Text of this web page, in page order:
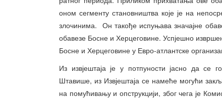
оном сегменту становништва које је на
злочинима. Он такође испуњава значајне
обавезе Босне и Херцеговине. Успјешно
Босне и Херцеговине у Евро-атлантске
Из извјештаја је у потпуности јасно да се
Штавише, из Извјештаја се намеће могући
на помућивању и опструкцији, због чега је